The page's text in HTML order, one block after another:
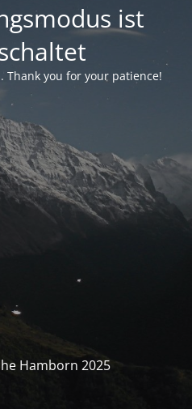
ist
Thank you for your patience!
Hamborn 2025